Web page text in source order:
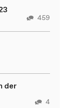
459
der
4